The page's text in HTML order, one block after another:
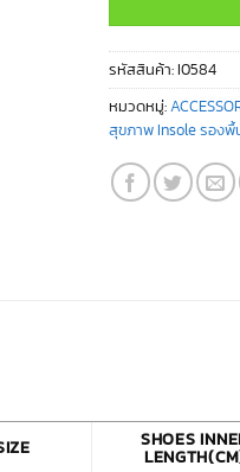
รหัสสินค้า: I0584
หมวดหมู่:
สุขภาพ Insole รองพื้
SHOES